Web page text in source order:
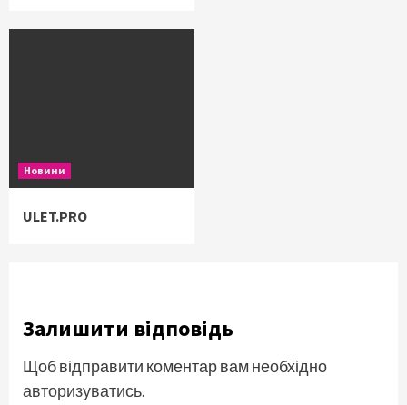
Новини
ULET.PRO
Залишити відповідь
Щоб відправити коментар вам необхідно
авторизуватись.